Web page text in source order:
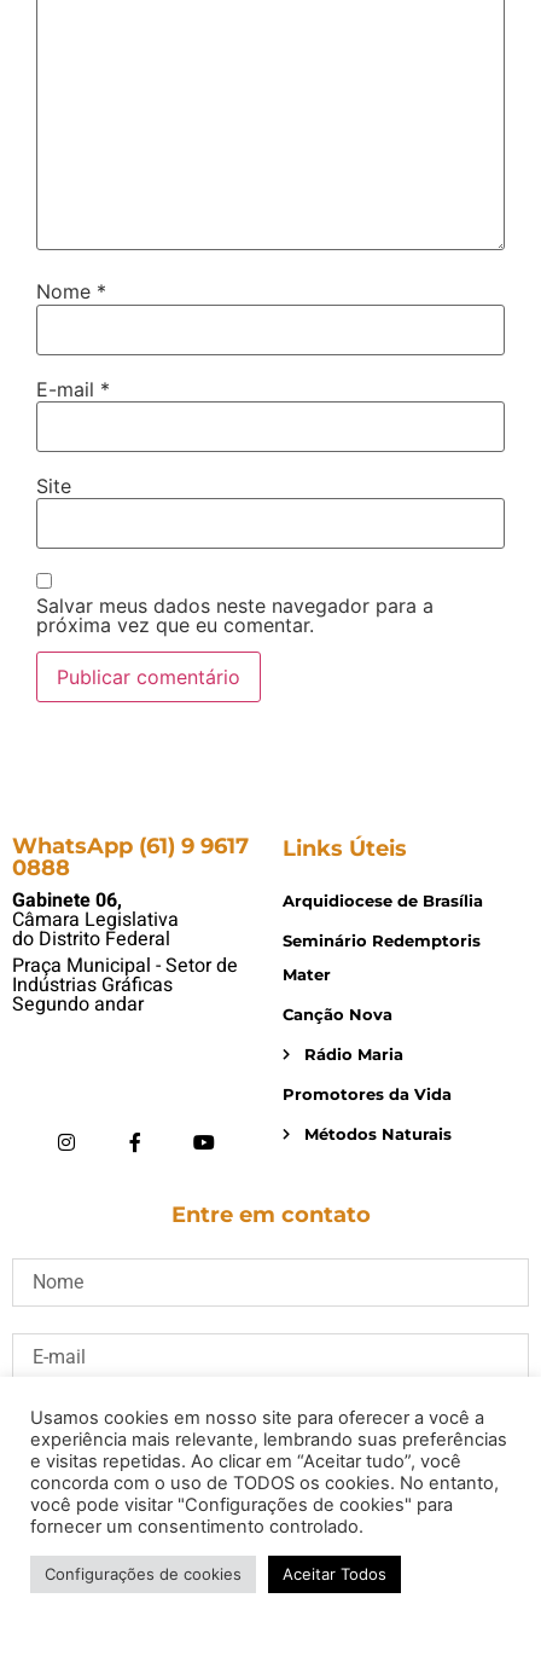
Nome *
E-mail *
Site
Salvar meus dados neste navegador para a
próxima vez que eu comentar.
WhatsApp (61) 9 9617
0888
Gabinete 06,
Câmara Legislativa
do Distrito Federal
Praça Municipal - Setor de
Indústrias Gráficas
Segundo andar
Links Úteis
Arquidiocese de Brasília
Seminário Redemptoris
Mater
Canção Nova
Rádio Maria
Promotores da Vida
Métodos Naturais
Entre em contato
ENVIAR
Usamos cookies em nosso site para oferecer a você a
experiência mais relevante, lembrando suas preferências
e visitas repetidas. Ao clicar em “Aceitar tudo”, você
concorda com o uso de TODOS os cookies. No entanto,
você pode visitar "Configurações de cookies" para
fornecer um consentimento controlado.
Configurações de cookies Aceitar Todos